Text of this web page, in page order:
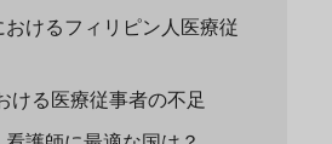
けるフィリピン人医療従
る医療従事者の不足